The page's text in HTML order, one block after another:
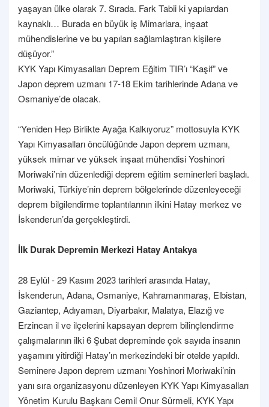
yaşayan ülke olarak 7. Sırada. Fark Tabii ki yapılardan
kaynaklı… Burada en büyük iş Mimarlara, inşaat
mühendislerine ve bu yapıları sağlamlaştıran kişilere
düşüyor.”
KYK Yapı Kimyasalları Deprem Eğitim TIR’ı “Kaşif” ve
Japon deprem uzmanı 17-18 Ekim tarihlerinde Adana ve
Osmaniye’de olacak.
“Yeniden Hep Birlikte Ayağa Kalkıyoruz” mottosuyla KYK
Yapı Kimyasalları öncülüğünde Japon deprem uzmanı,
yüksek mimar ve yüksek inşaat mühendisi Yoshinori
Moriwaki’nin düzenlediği deprem eğitim seminerleri başladı.
Moriwaki, Türkiye’nin deprem bölgelerinde düzenleyeceği
deprem bilgilendirme toplantılarının ilkini Hatay merkez ve
İskenderun’da gerçekleştirdi.
İlk Durak Depremin Merkezi Hatay Antakya
28 Eylül - 29 Kasım 2023 tarihleri arasında Hatay,
İskenderun, Adana, Osmaniye, Kahramanmaraş, Elbistan,
Gaziantep, Adıyaman, Diyarbakır, Malatya, Elazığ ve
Erzincan il ve ilçelerini kapsayan deprem bilinçlendirme
çalışmalarının ilki 6 Şubat depreminde çok sayıda insanın
yaşamını yitirdiği Hatay’ın merkezindeki bir otelde yapıldı.
Seminere Japon deprem uzmanı Yoshinori Moriwaki’nin
yanı sıra organizasyonu düzenleyen KYK Yapı Kimyasalları
Yönetim Kurulu Başkanı Cemil Onur Sürmeli, KYK Yapı